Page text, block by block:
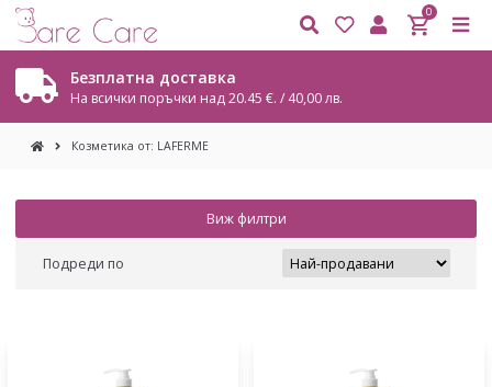
0
Безплатна доставка
На всички поръчки над 20.45 €. / 40,00 лв.
Козметика от: LAFERME
Виж филтри
Подреди по